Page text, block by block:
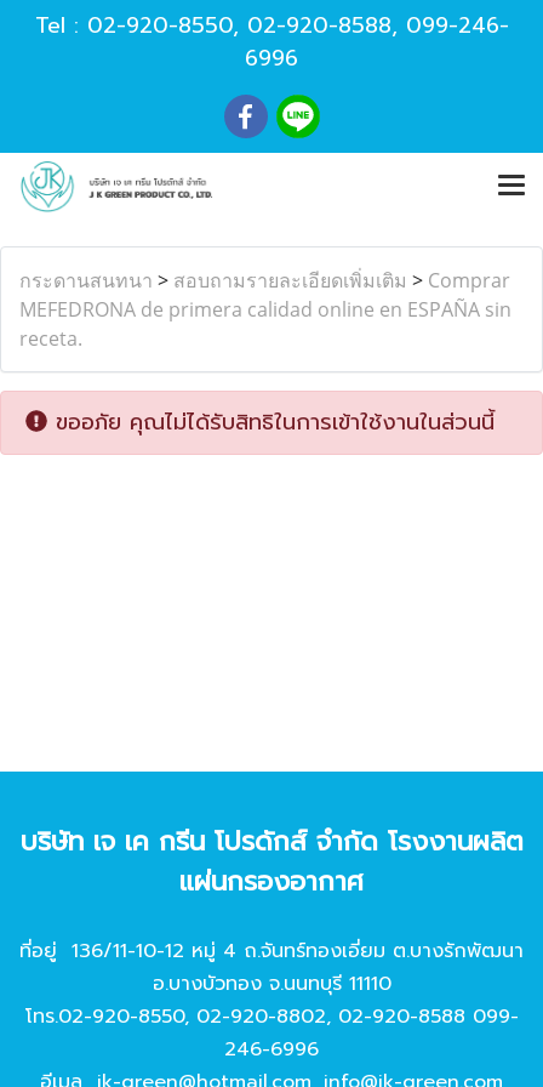
Tel : 02-920-8550, 02-920-8588, 099-246-
6996
กระดานสนทนา > สอบถามรายละเอียดเพิ่มเติม > Comprar
MEFEDRONA de primera calidad online en ESPAÑA sin
receta.
ขออภัย คุณไม่ได้รับสิทธิในการเข้าใช้งานในส่วนนี้
บริษัท เจ เค กรีน โปรดักส์ จํากัด โรงงานผลิต
แผ่นกรองอากาศ
ที่อยู่ 136/11-10-12 หมู่ 4 ถ.จันทร์ทองเอี่ยม ต.บางรักพัฒนา
อ.บางบัวทอง จ.นนทบุรี 11110
โทร.02-920-8550, 02-920-8802, 02-920-8588 099-
246-6996